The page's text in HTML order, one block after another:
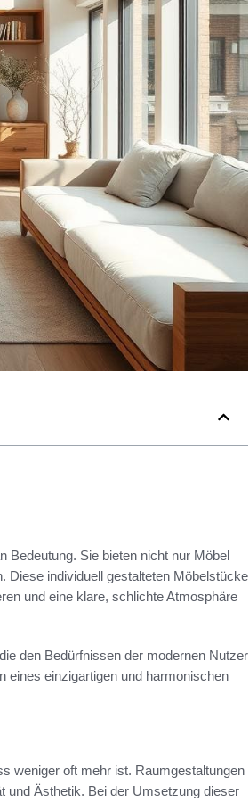
Bedeutung. Sie bieten nicht nur Möbel
Diese individuell gestalteten Möbelstücke
und eine klare, schlichte Atmosphäre
den Bedürfnissen der modernen Nutzer
eines einzigartigen und harmonischen
weniger oft mehr ist. Raumgestaltungen
und Ästhetik. Bei der Umsetzung dieser